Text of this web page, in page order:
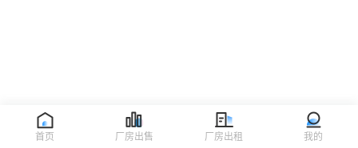
首页 厂房出售 厂房出租 我的